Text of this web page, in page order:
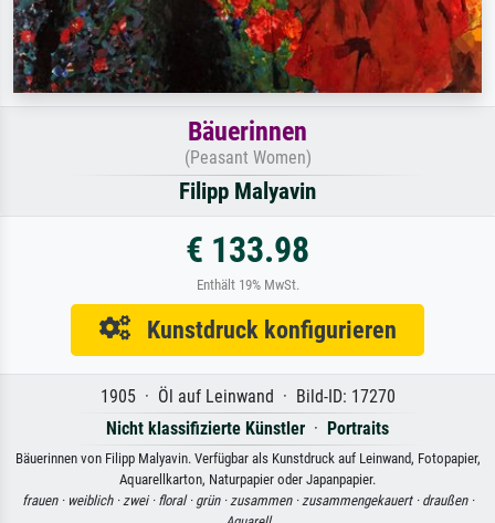
Bäuerinnen
(Peasant Women)
Filipp Malyavin
€ 133.98
Enthält 19% MwSt.
Kunstdruck konfigurieren
1905 · Öl auf Leinwand · Bild-ID: 17270
Nicht klassifizierte Künstler · Portraits
Bäuerinnen von Filipp Malyavin. Verfügbar als Kunstdruck auf Leinwand, Fotopapier,
Aquarellkarton, Naturpapier oder Japanpapier.
frauen · weiblich ·zwei · floral · grün ·zusammen ·zusammengekauert · draußen ·